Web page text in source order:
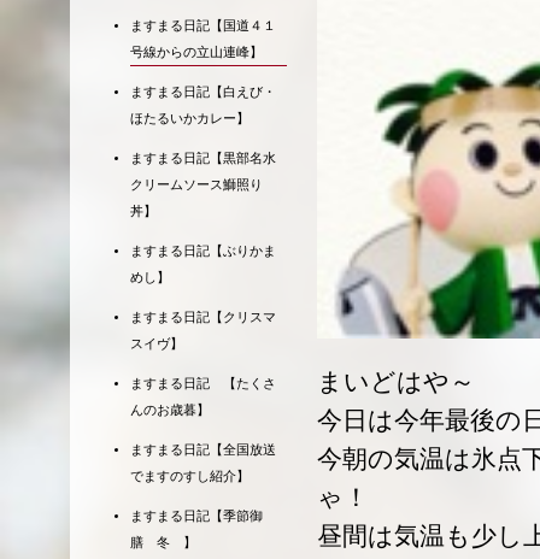
まいどはや～
今日は今年最後の
今朝の気温は氷点
ゃ！
昼間は気温も少し
ますまる日記【国道４１
号線からの立山連峰】
ますまる日記【白えび・
ほたるいかカレー】
ますまる日記【黒部名水
クリームソース鰤照り
丼】
ますまる日記【ぶりかま
めし】
ますまる日記【クリスマ
スイヴ】
ますまる日記 【たくさ
んのお歳暮】
ますまる日記【全国放送
でますのすし紹介】
ますまる日記【季節御
膳 冬 】